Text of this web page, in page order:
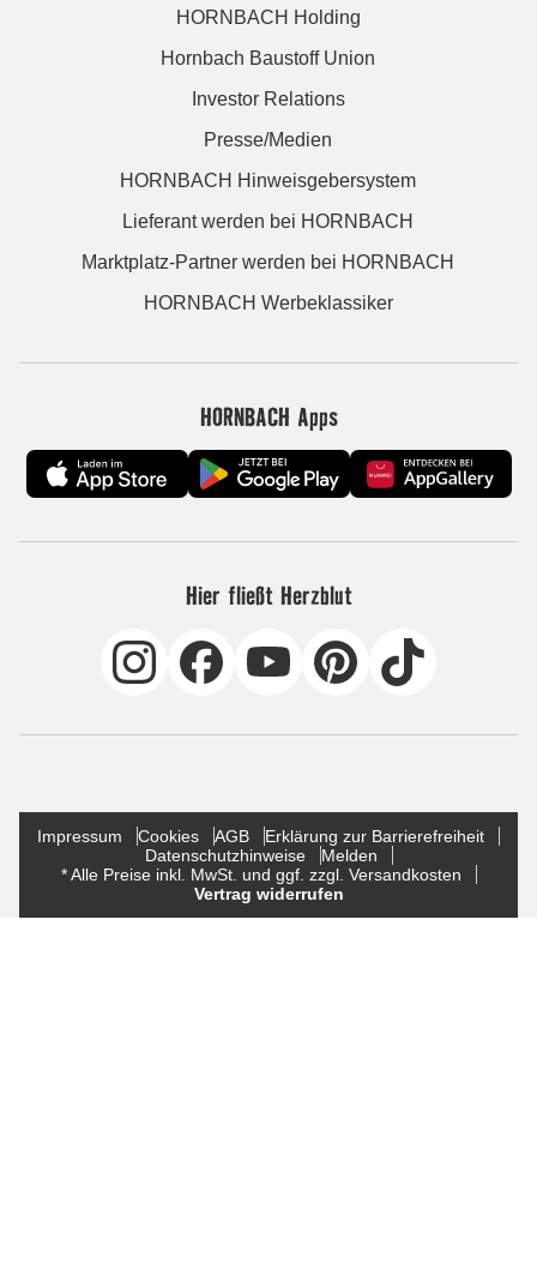
HORNBACH Holding
Hornbach Baustoff Union
Investor Relations
Presse/Medien
HORNBACH Hinweisgebersystem
Lieferant werden bei HORNBACH
Marktplatz-Partner werden bei HORNBACH
HORNBACH Werbeklassiker
HORNBACH Apps
Hier fließt Herzblut
Impressum Cookies AGB
Erklärung zur Barrierefreiheit
Datenschutzhinweise
Melden
* Alle Preise inkl. MwSt. und ggf. zzgl. Versandkosten
Vertrag widerrufen